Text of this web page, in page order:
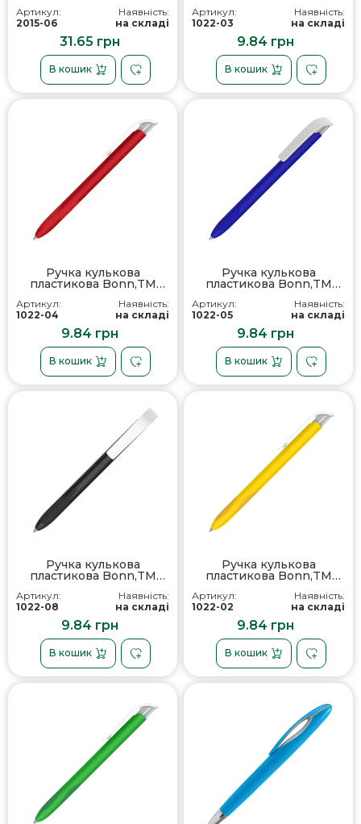
Артикул:
2015-06
Наявність:
на складі
31.65 грн
В кошик
Артикул:
1022-03
Наявність:
на складі
9.84 грн
В кошик
Ручка кулькова
пластикова Bonn,TM
Артикул:
1022-04
Наявність:
на складі
9.84 грн
В кошик
Ручка кулькова
пластикова Bonn,TM
Артикул:
1022-05
Наявність:
на складі
9.84 грн
В кошик
Ручка кулькова
пластикова Bonn,TM
Артикул:
1022-08
Наявність:
на складі
9.84 грн
В кошик
Ручка кулькова
пластикова Bonn,TM
Артикул:
1022-02
Наявність:
на складі
9.84 грн
В кошик